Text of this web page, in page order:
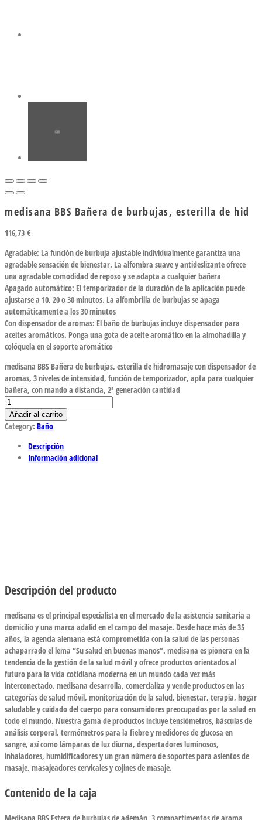
medisana BBS Bañera de burbujas, esterilla de hid
116,73 €
Agradable: La función de burbuja ajustable individualmente garantiza una
agradable sensación de bienestar. La alfombra suave y antideslizante ofrece
una agradable comodidad de reposo y se adapta a cualquier bañera
Apagado automático: El temporizador de la duración de la aplicación puede
ajustarse a 10, 20 o 30 minutos. La alfombrilla de burbujas se apaga
automáticamente a los 30 minutos
Con dispensador de aromas: El baño de burbujas incluye dispensador para
aceites aromáticos. Ponga una gota de aceite aromático en la almohadilla y
colóquela en el soporte aromático
medisana BBS Bañera de burbujas, esterilla de hidromasaje con dispensador de
aromas, 3 niveles de intensidad, función de temporizador, apta para cualquier
bañera, con mando a distancia, 2ª generación cantidad
Añadir al carrito
Category: Baño
Descripción
Información adicional
Descripción del producto
medisana es el principal especialista en el mercado de la asistencia sanitaria a
domicilio y una marca adalid en el campo del masaje. Desde hace más de 35
años, la agencia alemana está comprometida con la salud de las personas
achaparrado el lema “Su salud en buenas manos”. medisana es pionera en la
tendencia de la gestión de la salud móvil y ofrece productos orientados al
futuro para la vida cotidiana moderna en un mundo cada vez más
interconectado. medisana desarrolla, comercializa y vende productos en las
categorías de salud móvil, monitorización de la salud, bienestar, terapia, hogar
saludable y cuidado del cuerpo para consumidores preocupados por la salud en
todo el mundo. Nuestra gama de productos incluye tensiómetros, básculas de
análisis corporal, termómetros para la fiebre y medidores de glucosa en
sangre, así como lámparas de luz diurna, despertadores luminosos,
inhaladores, humidificadores y un gran número de soportes para asientos de
masaje, masajeadores cervicales y cojines de masaje.
Contenido de la caja